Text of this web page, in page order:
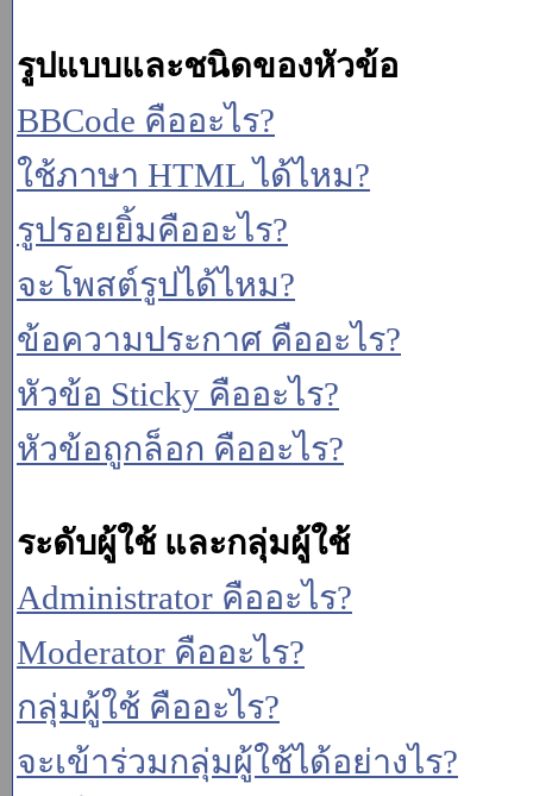
รูปแบบและชนิดของหัวข้อ
BBCode คืออะไร?
ใช้ภาษา HTML ได้ไหม?
รูปรอยยิ้มคืออะไร?
จะโพสต์รูปได้ไหม?
ข้อความประกาศ คืออะไร?
หัวข้อ Sticky คืออะไร?
หัวข้อถูกล็อก คืออะไร?
ระดับผู้ใช้ และกลุ่มผู้ใช้
Administrator คืออะไร?
Moderator คืออะไร?
กลุ่มผู้ใช้ คืออะไร?
จะเข้าร่วมกลุ่มผู้ใช้ได้อย่างไร?